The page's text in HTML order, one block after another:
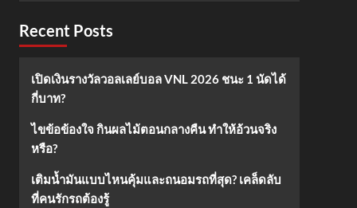
Recent Posts
เปิดเงินรางวัลวอลเลย์บอล VNL 2026 ชนะ 1 นัดได้
กี่บาท?
ไขข้อข้องใจ กินผลไม้ตอนกลางคืน ทำให้อ้วนจริง
หรือ?
เติมน้ำมันแบบไหนคุ้มและถนอมรถที่สุด? เคล็ดลับ
ที่คนรักรถต้องรู้